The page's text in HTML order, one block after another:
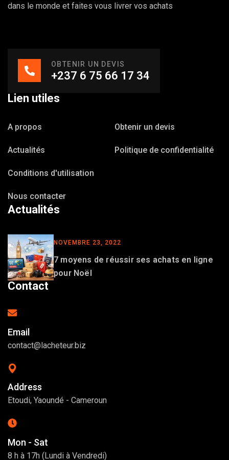
dans le monde et faites vous livrer vos achats
OBTENIR UN DEVIS
+237 6 75 66 17 34
Lien utiles
A propos Obtenir un devis
Actualités Politique de confidentialité
Conditions d'utilisation
Nous contacter
Actualités
NOVEMBRE 23, 2022
7 moyens de réussir ses achats en ligne
pour Noël
Contact
Email
contact@lacheteur.biz
Address
Etoudi, Yaoundé - Cameroun
Mon - Sat
8 h à 17h (Lundi à Vendredi)